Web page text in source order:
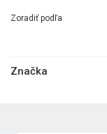
Zoradiť podľa
Značka